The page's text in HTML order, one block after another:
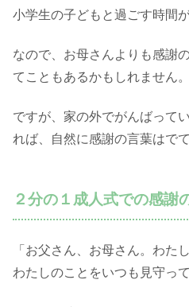
小学生の子どもと過ごす時間
なので、お母さんよりも感謝
てこともあるかもしれません。
ですが、家の外でがんばって
れば、自然に感謝の言葉はで
２分の１成人式での感謝
「お父さん、お母さん。わた
わたしのことをいつも見守っ